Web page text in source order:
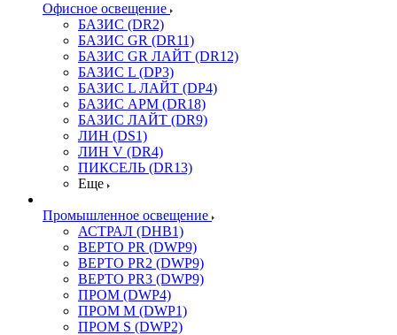
Офисное освещение
БАЗИС (DR2)
БАЗИС GR (DR11)
БАЗИС GR ЛАЙТ (DR12)
БАЗИС L (DP3)
БАЗИС L ЛАЙТ (DP4)
БАЗИС АРМ (DR18)
БАЗИС ЛАЙТ (DR9)
ЛИН (DS1)
ЛИН V (DR4)
ПИКСЕЛЬ (DR13)
Еще
Промышленное освещение
АСТРАЛ (DHB1)
ВЕРТО PR (DWP9)
ВЕРТО PR2 (DWP9)
ВЕРТО PR3 (DWP9)
ПРОМ (DWP4)
ПРОМ M (DWP1)
ПРОМ S (DWP2)